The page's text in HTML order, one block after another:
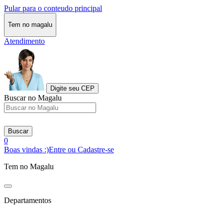
Pular para o conteudo principal
Tem no magalu
Atendimento
Digite seu CEP
Buscar no Magalu
Buscar
0
Boas vindas :)Entre ou Cadastre-se
Tem no Magalu
Departamentos